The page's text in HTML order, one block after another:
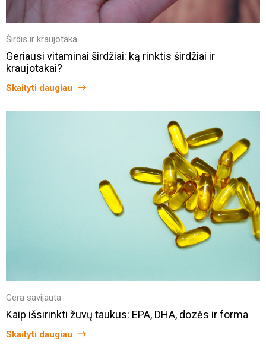
Širdis ir kraujotaka
Geriausi vitaminai širdžiai: ką rinktis širdžiai ir
kraujotakai?
Skaityti daugiau
Gera savijauta
Kaip išsirinkti žuvų taukus: EPA, DHA, dozės ir forma
Skaityti daugiau